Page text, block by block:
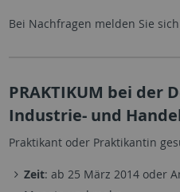
Bei Nachfragen melden Sie
PRAKTIKUM bei der
Industrie- und
Praktikant oder Praktikantin
Zeit: ab 25 März 2014 oder